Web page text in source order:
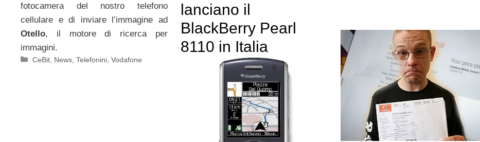
fotocamera del nostro telefono
cellulare e di inviare l’immagine ad
Otello, il motore di ricerca per
immagini.
Categorie
CeBit News ,Telefonini ,Vodafone
lanciano il
BlackBerry Pearl
8110 in Italia